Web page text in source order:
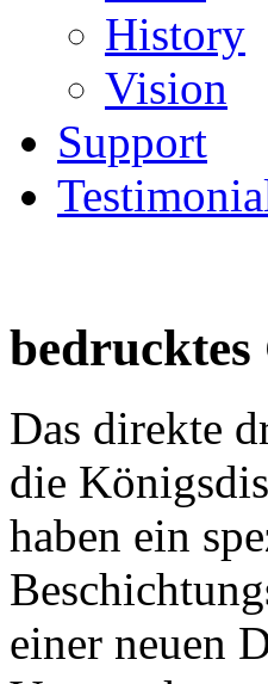
History
Vision
Support
bedrucktes
Das direkte
die
haben ein
einer neuen